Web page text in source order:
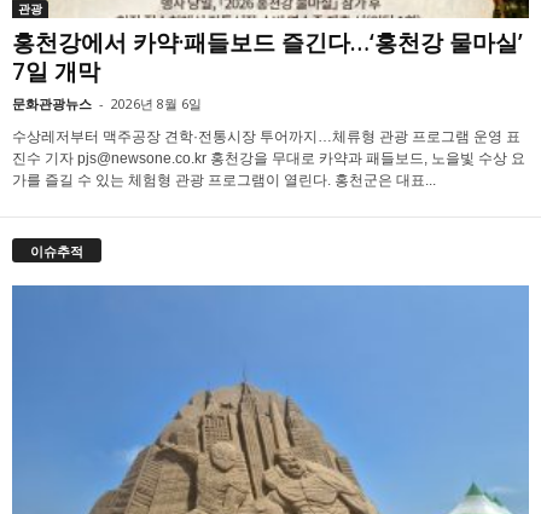
관광
홍천강에서 카약·패들보드 즐긴다…‘홍천강 물마실’
7일 개막
문화관광뉴스 - 2026년 8월 6일
수상레저부터 맥주공장 견학·전통시장 투어까지…체류형 관광 프로그램 운영 표
진수 기자 pjs@newsone.co.kr 홍천강을 무대로 카약과 패들보드, 노을빛 수상 요
가를 즐길 수 있는 체험형 관광 프로그램이 열린다. 홍천군은 대표...
이슈추적